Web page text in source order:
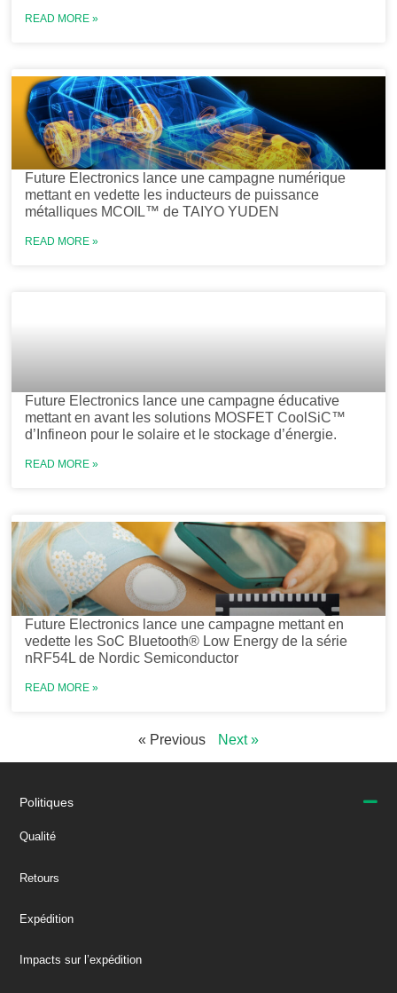
READ MORE »
Future Electronics lance une campagne numérique
mettant en vedette les inducteurs de puissance
métalliques MCOIL™ de TAIYO YUDEN
READ MORE »
Future Electronics lance une campagne éducative
mettant en avant les solutions MOSFET CoolSiC™
d’Infineon pour le solaire et le stockage d’énergie.
READ MORE »
Future Electronics lance une campagne mettant en
vedette les SoC Bluetooth® Low Energy de la série
nRF54L de Nordic Semiconductor
READ MORE »
« Previous Next »
Politiques
Qualité
Retours
Expédition
Impacts sur l’expédition